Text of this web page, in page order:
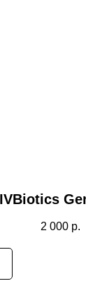
2 000 р.